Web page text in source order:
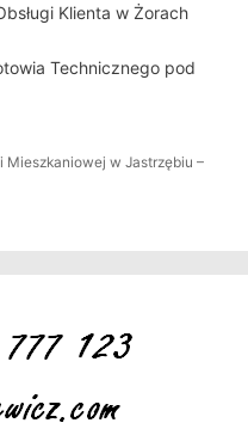
Klienta w Żorach
Technicznego pod
Mieszkaniowej w Jastrzębiu –